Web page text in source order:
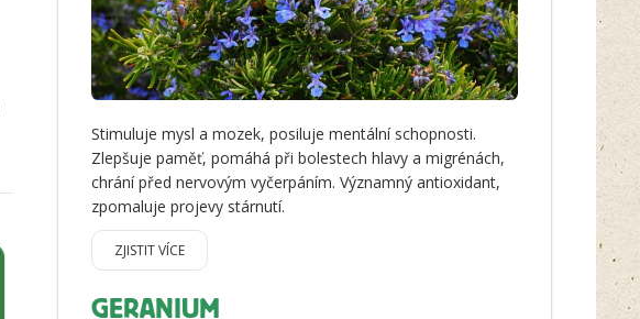
Stimuluje mysl a mozek, posiluje mentální schopnosti.
Zlepšuje paměť, pomáhá při bolestech hlavy a migrénách,
chrání před nervovým vyčerpáním. Významný antioxidant,
zpomaluje projevy stárnutí.
ZJISTIT VÍCE
GERANIUM